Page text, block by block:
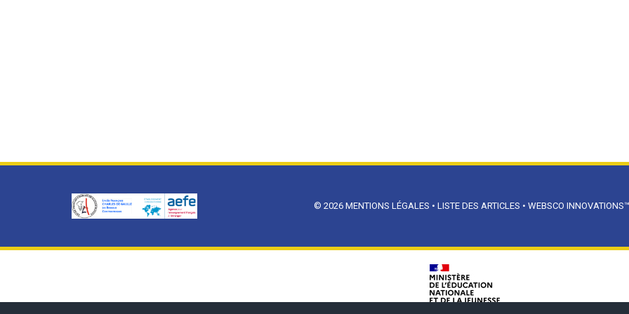
© 2026 MENTIONS LÉGALES • LISTE DES ARTICLES • WEBSCO INNOVATIONS™